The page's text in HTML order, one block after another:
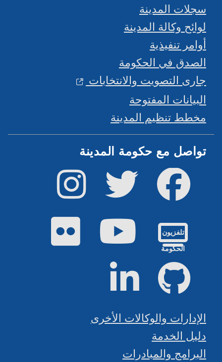
المدينة
وكالة المدينة
تنفيذية
في الحكومة
التصويت والانتخابات
المفتوحة
تنظيم المدينة
مع حكومة المدينة
فيس بوك تويتر إينستاجرام
تلفزيون
الحكومة
يوتيوب فليكر
جيت هاب لينكد إن
والوكالات الأخرى
الخدمة
والمبادرات